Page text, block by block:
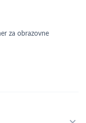
za obrazovne